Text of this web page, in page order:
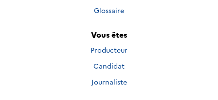
Glossaire
Vous êtes
Producteur
Candidat
Journaliste